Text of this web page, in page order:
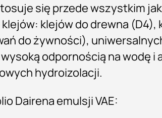
się przede wszystkim
klejów do drewna (D4),
do żywności),
odpornością na wodę i
hydroizolacji.
Dairena emulsji VAE: